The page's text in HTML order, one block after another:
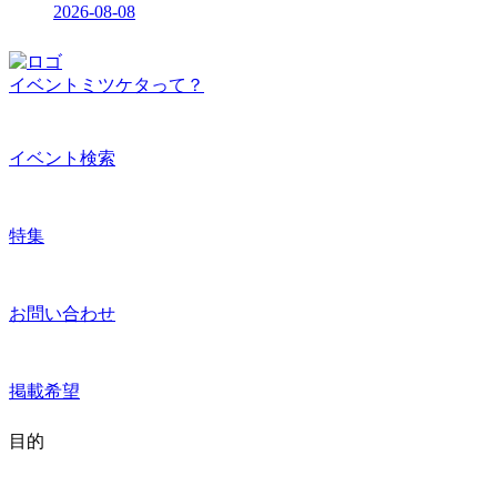
2026-08-08
イベントミツケタって？
イベント検索
特集
お問い合わせ
掲載希望
目的